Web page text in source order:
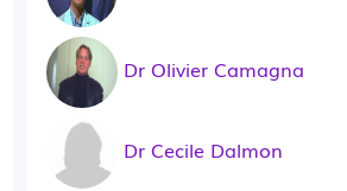
Dr Olivier Camagna
Dr Cecile Dalmon